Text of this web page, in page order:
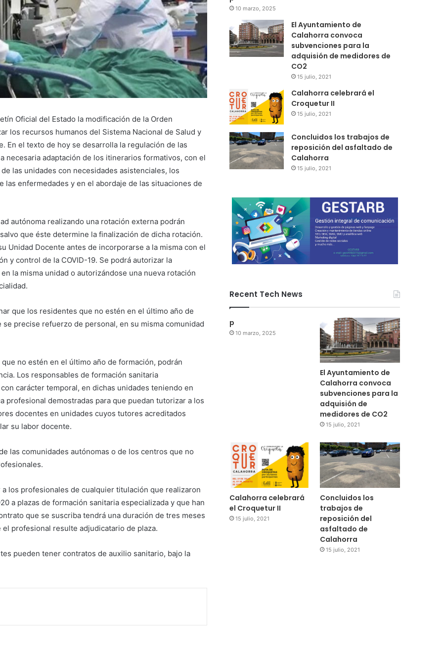
Oficial del Estado la modificación de la Orden
los recursos humanos del Sistema Nacional de Salud y
En el texto de hoy se desarrolla la regulación de las
adaptación de los itinerarios formativos, con el
las unidades con necesidades asistenciales, los
enfermedades y en el abordaje de las situaciones de
autónoma realizando una rotación externa podrán
que éste determine la finalización de dicha rotación.
Unidad Docente antes de incorporarse a la misma con el
y control de la COVID-19. Se podrá autorizar la
la misma unidad o autorizándose una nueva rotación
que los residentes que no estén en el último año de
precise refuerzo de personal, en su misma comunidad
no estén en el último año de formación, podrán
Los responsables de formación sanitaria
carácter temporal, en dichas unidades teniendo en
profesional demostradas para que puedan tutorizar a los
docentes en unidades cuyos tutores acreditados
su labor docente.
las comunidades autónomas o de los centros que no
los profesionales de cualquier titulación que realizaron
a plazas de formación sanitaria especializada y que han
que se suscriba tendrá una duración de tres meses
profesional resulte adjudicatario de plaza.
pueden tener contratos de auxilio sanitario, bajo la
10 marzo, 2025
El Ayuntamiento de
Calahorra convoca
subvenciones para la
adquisión de medidores de
CO2
15 julio, 2021
Calahorra celebrará el
Croquetur II
15 julio, 2021
Concluidos los trabajos de
reposición del asfaltado de
Calahorra
15 julio, 2021
Recent Tech News
p
10 marzo, 2025
El Ayuntamiento de
Calahorra convoca
subvenciones para la
adquisión de
medidores de CO2
15 julio, 2021
Calahorra celebrará
el Croquetur II
15 julio, 2021
Concluidos los
trabajos de
reposición del
asfaltado de
Calahorra
15 julio, 2021